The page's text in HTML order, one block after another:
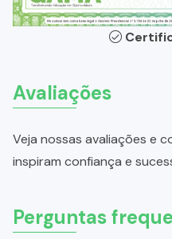
Avaliações
Veja nossas avaliações e
inspiram confiança e
Perguntas